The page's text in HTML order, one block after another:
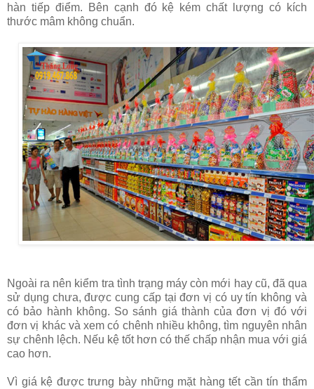
hàn tiếp điểm. Bên cạnh đó kệ kém chất lượng có kích
thước mâm không chuẩn.
Ngoài ra nên kiểm tra tình trạng máy còn mới hay cũ, đã qua
sử dụng chưa, được cung cấp tại đơn vị có uy tín không và
có bảo hành không. So sánh giá thành của đơn vị đó với
đơn vị khác và xem có chênh nhiều không, tìm nguyên nhân
sự chênh lệch. Nếu kệ tốt hơn có thế chấp nhận mua với giá
cao hơn.
Vì giá kệ được trưng bày những mặt hàng tết cần tín thẩm